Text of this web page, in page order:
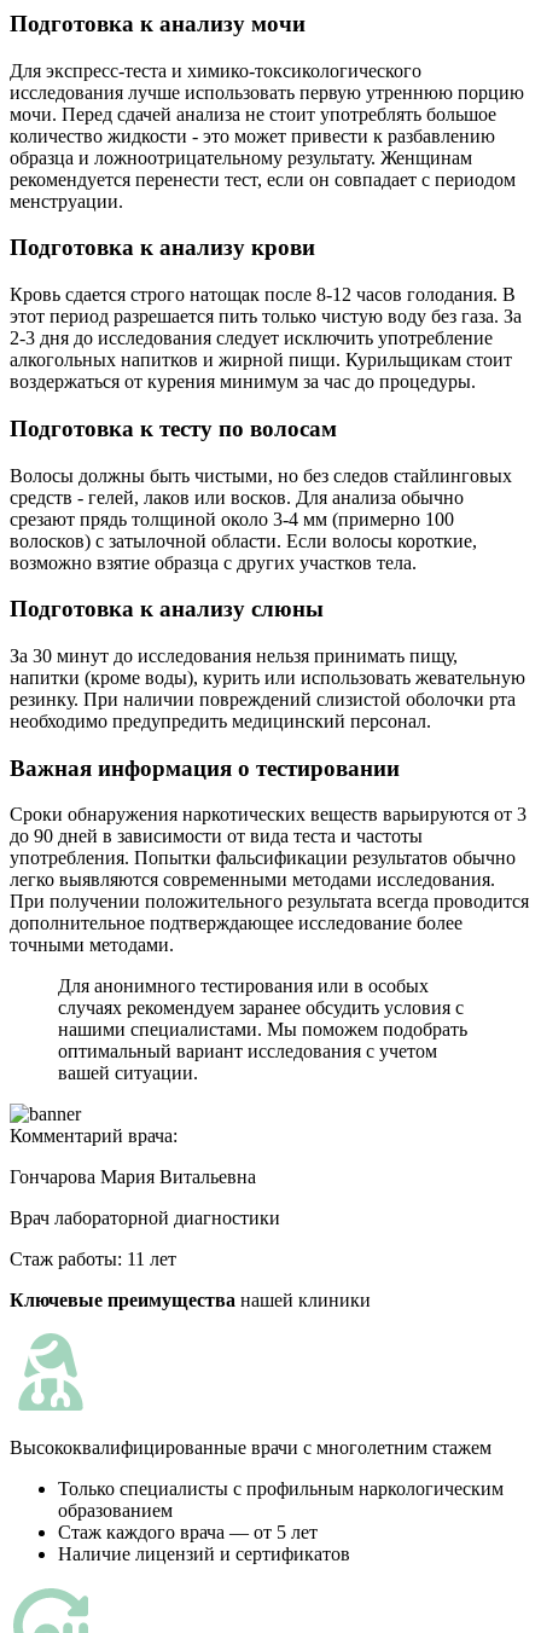
Подготовка к анализу мочи
Для экспресс-теста и химико-токсикологического
исследования лучше использовать первую утреннюю порцию
мочи. Перед сдачей анализа не стоит употреблять большое
количество жидкости - это может привести к разбавлению
образца и ложноотрицательному результату. Женщинам
рекомендуется перенести тест, если он совпадает с периодом
менструации.
Подготовка к анализу крови
Кровь сдается строго натощак после 8-12 часов голодания. В
этот период разрешается пить только чистую воду без газа. За
2-3 дня до исследования следует исключить употребление
алкогольных напитков и жирной пищи. Курильщикам стоит
воздержаться от курения минимум за час до процедуры.
Подготовка к тесту по волосам
Волосы должны быть чистыми, но без следов стайлинговых
средств - гелей, лаков или восков. Для анализа обычно
срезают прядь толщиной около 3-4 мм (примерно 100
волосков) с затылочной области. Если волосы короткие,
возможно взятие образца с других участков тела.
Подготовка к анализу слюны
За 30 минут до исследования нельзя принимать пищу,
напитки (кроме воды), курить или использовать жевательную
резинку. При наличии повреждений слизистой оболочки рта
необходимо предупредить медицинский персонал.
Важная информация о тестировании
Сроки обнаружения наркотических веществ варьируются от 3
до 90 дней в зависимости от вида теста и частоты
употребления. Попытки фальсификации результатов обычно
легко выявляются современными методами исследования.
При получении положительного результата всегда проводится
дополнительное подтверждающее исследование более
точными методами.
Для анонимного тестирования или в особых
случаях рекомендуем заранее обсудить условия с
нашими специалистами. Мы поможем подобрать
оптимальный вариант исследования с учетом
вашей ситуации.
Комментарий врача:
Гончарова Мария Витальевна
Врач лабораторной диагностики
Стаж работы: 11 лет
Ключевые преимущества нашей клиники
Высококвалифицированные врачи с многолетним стажем
Только специалисты с профильным наркологическим
образованием
Стаж каждого врача — от 5 лет
Наличие лицензий и сертификатов